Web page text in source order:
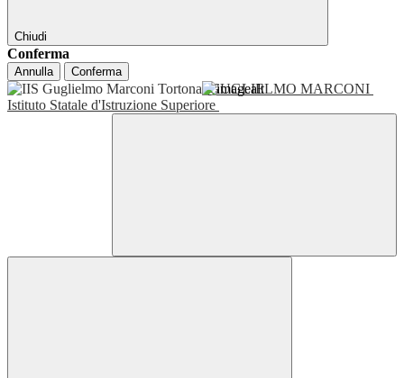
Chiudi
Conferma
Annulla Conferma
GUGLIELMO MARCONI
Istituto Statale d'Istruzione Superiore